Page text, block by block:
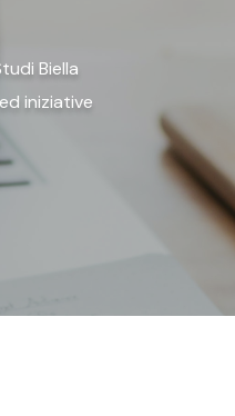
Biella
iniziative